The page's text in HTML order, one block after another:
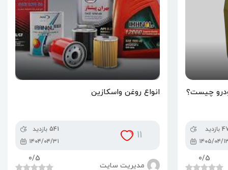
چیست؟
۰۴/۱۳
0/5
انواع روغن واسکازین
11
541 بازدید
۱۴۰۴/۰۴/۳۱
مدیریت سایت
0/5